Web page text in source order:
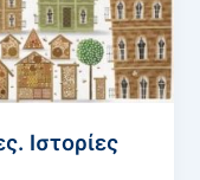
Ιστορίες